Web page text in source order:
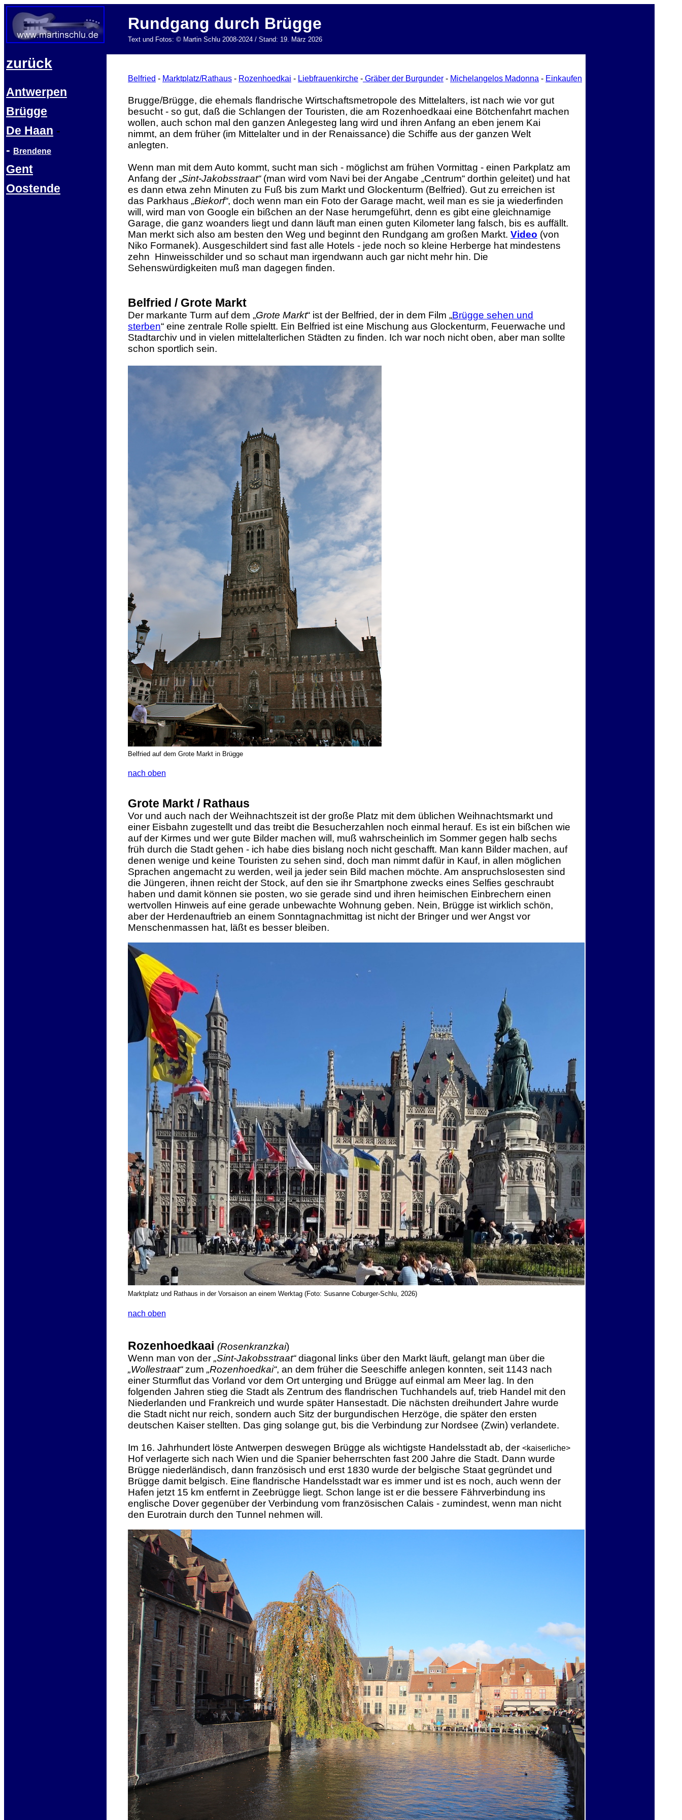
Rundgang durch Brügge
Text und Fotos: © Martin Schlu 2008-2024 / Stand: 19. März 2026
zurück
Antwerpen
Brügge
De Haan -
- Brendene
Gent
Oostende
Belfried - Marktplatz/Rathaus - Rozenhoedkai - Liebfrauenkirche - Gräber der Burgunder - Michelangelos Madonna - Einkaufen
Brugge/Brügge, die ehemals flandrische Wirtschaftsmetropole des Mittelalters, ist nach wie vor gut
besucht - so gut, daß die Schlangen der Touristen, die am Rozenhoedkaai eine Bötchenfahrt machen
wollen, auch schon mal den ganzen Anlegesteg lang wird und ihren Anfang an eben jenem Kai
nimmt, an dem früher (im Mittelalter und in der Renaissance) die Schiffe aus der ganzen Welt
anlegten.
Wenn man mit dem Auto kommt, sucht man sich - möglichst am frühen Vormittag - einen Parkplatz am
Anfang der „Sint-Jakobsstraat“(man wird vom Navi bei der Angabe „Centrum“ dorthin geleitet) und hat
es dann etwa zehn Minuten zu Fuß bis zum Markt und Glockenturm (Belfried). Gut zu erreichen ist
das Parkhaus „Biekorf“, doch wenn man ein Foto der Garage macht, weil man es sie ja wiederfinden
will, wird man von Google ein bißchen an der Nase herumgeführt, denn es gibt eine gleichnamige
Garage, die ganz woanders liegt und dann läuft man einen guten Kilometer lang falsch, bis es auffällt.
Man merkt sich also am besten den Weg und beginnt den Rundgang am großen Markt. Video (von
Niko Formanek). Ausgeschildert sind fast alle Hotels - jede noch so kleine Herberge hat mindestens
zehn Hinweisschilder und so schaut man irgendwann auch gar nicht mehr hin. Die
Sehenswürdigkeiten muß man dagegen finden.
Belfried / Grote Markt
Der markante Turm auf dem „Grote Markt“ ist der Belfried, der in dem Film „Brügge sehen und
sterben“ eine zentrale Rolle spieltt. Ein Belfried ist eine Mischung aus Glockenturm, Feuerwache und
Stadtarchiv und in vielen mittelalterlichen Städten zu finden. Ich war noch nicht oben, aber man sollte
schon sportlich sein.
Belfried auf dem Grote Markt in Brügge
nach oben
Grote Markt / Rathaus
Vor und auch nach der Weihnachtszeit ist der große Platz mit dem üblichen Weihnachtsmarkt und
einer Eisbahn zugestellt und das treibt die Besucherzahlen noch einmal herauf. Es ist ein bißchen wie
auf der Kirmes und wer gute Bilder machen will, muß wahrscheinlich im Sommer gegen halb sechs
früh durch die Stadt gehen - ich habe dies bislang noch nicht geschafft. Man kann Bilder machen, auf
denen wenige und keine Touristen zu sehen sind, doch man nimmt dafür in Kauf, in allen möglichen
Sprachen angemacht zu werden, weil ja jeder sein Bild machen möchte. Am anspruchslosesten sind
die Jüngeren, ihnen reicht der Stock, auf den sie ihr Smartphone zwecks eines Selfies geschraubt
haben und damit können sie posten, wo sie gerade sind und ihren heimischen Einbrechern einen
wertvollen Hinweis auf eine gerade unbewachte Wohnung geben. Nein, Brügge ist wirklich schön,
aber der Herdenauftrieb an einem Sonntagnachmittag ist nicht der Bringer und wer Angst vor
Menschenmassen hat, läßt es besser bleiben.
Marktplatz und Rathaus in der Vorsaison an einem Werktag (Foto: Susanne Coburger-Schlu, 2026)
nach oben
Rozenhoedkaai (Rosenkranzkai)
Wenn man von der „Sint-Jakobsstraat“diagonal links über den Markt läuft, gelangt man über die
„Wollestraat“zum „Rozenhoedkai“, an dem früher die Seeschiffe anlegen konnten, seit 1143 nach
einer Sturmflut das Vorland vor dem Ort unterging und Brügge auf einmal am Meer lag. In den
folgenden Jahren stieg die Stadt als Zentrum des flandrischen Tuchhandels auf, trieb Handel mit den
Niederlanden und Frankreich und wurde später Hansestadt. Die nächsten dreihundert Jahre wurde
die Stadt nicht nur reich, sondern auch Sitz der burgundischen Herzöge, die später den ersten
deutschen Kaiser stellten. Das ging solange gut, bis die Verbindung zur Nordsee (Zwin) verlandete.
Im 16. Jahrhundert löste Antwerpen deswegen Brügge als wichtigste Handelsstadt ab, der <kaiserliche>
Hof verlagerte sich nach Wien und die Spanier beherrschten fast 200 Jahre die Stadt. Dann wurde
Brügge niederländisch, dann französisch und erst 1830 wurde der belgische Staat gegründet und
Brügge damit belgisch. Eine flandrische Handelsstadt war es immer und ist es noch, auch wenn der
Hafen jetzt 15 km entfernt in Zeebrügge liegt. Schon lange ist er die bessere Fährverbindung ins
englische Dover gegenüber der Verbindung vom französischen Calais - zumindest, wenn man nicht
den Eurotrain durch den Tunnel nehmen will.